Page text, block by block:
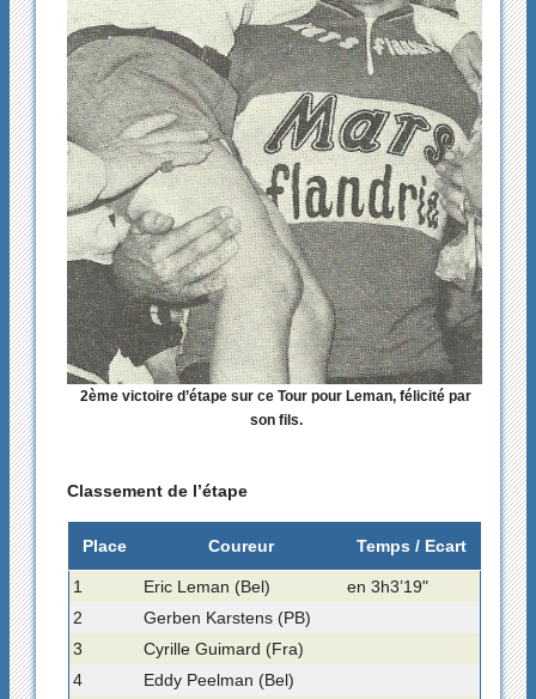
2ème victoire d’étape sur ce Tour pour Leman, félicité par
son fils.
Classement de l’étape
Place Coureur Temps / Ecart
1 Eric Leman (Bel)
en 3h3’19"
2
Gerben Karstens (PB)
3
Cyrille Guimard (Fra)
4
Eddy Peelman (Bel)